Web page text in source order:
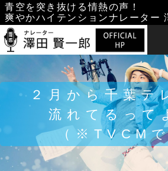
Skip
to
content
青空を突き抜ける情熱の声！
爽やかハイテンションナレーター
２月から千葉テ
流れてるって
（※TVCMで